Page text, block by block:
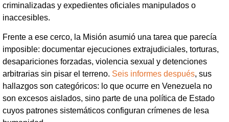
criminalizadas y expedientes oficiales manipulados o
inaccesibles.
Frente a ese cerco, la Misión asumió una tarea que parecía
imposible: documentar ejecuciones extrajudiciales, torturas,
desapariciones forzadas, violencia sexual y detenciones
arbitrarias sin pisar el terreno. Seis informes después, sus
hallazgos son categóricos: lo que ocurre en Venezuela no
son excesos aislados, sino parte de una política de Estado
cuyos patrones sistemáticos configuran crímenes de lesa